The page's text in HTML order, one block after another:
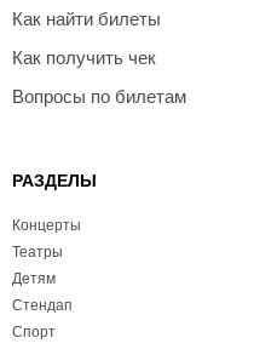
Как найти билеты
Как получить чек
Вопросы по билетам
РАЗДЕЛЫ
Концерты
Театры
Детям
Стендап
Спорт